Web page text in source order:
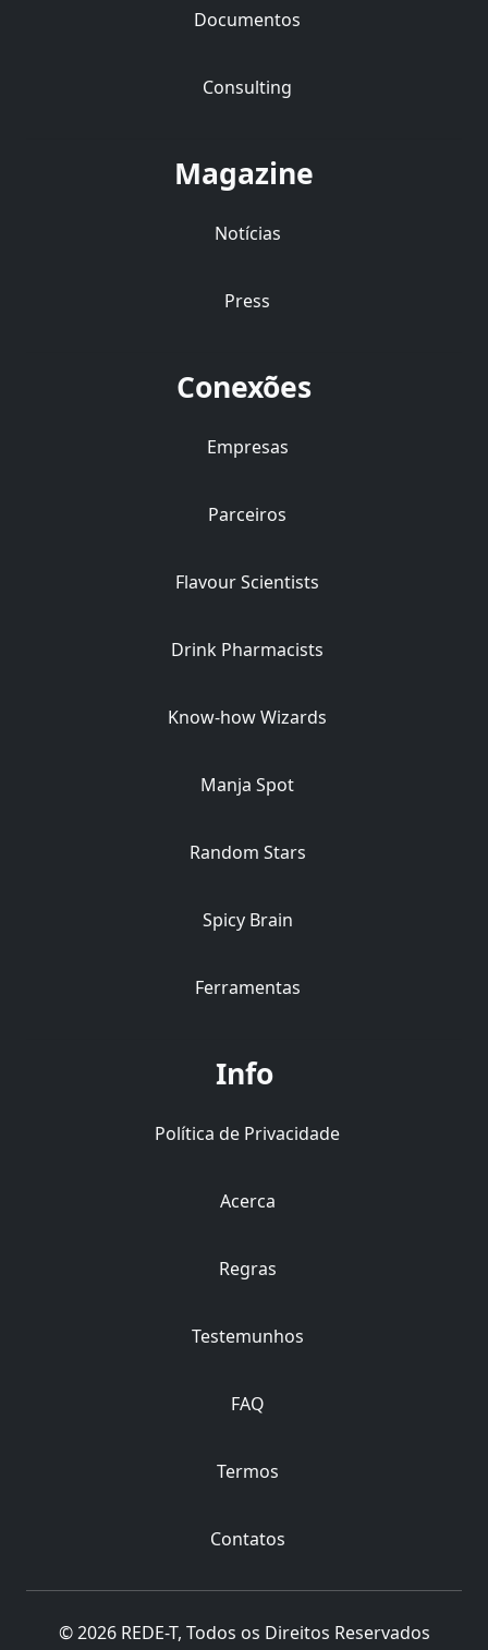
Documentos
Consulting
Magazine
Notícias
Press
Conexões
Empresas
Parceiros
Flavour Scientists
Drink Pharmacists
Know-how Wizards
Manja Spot
Random Stars
Spicy Brain
Ferramentas
Info
Política de Privacidade
Acerca
Regras
Testemunhos
FAQ
Termos
Contatos
© 2026 REDE-T, Todos os Direitos Reservados